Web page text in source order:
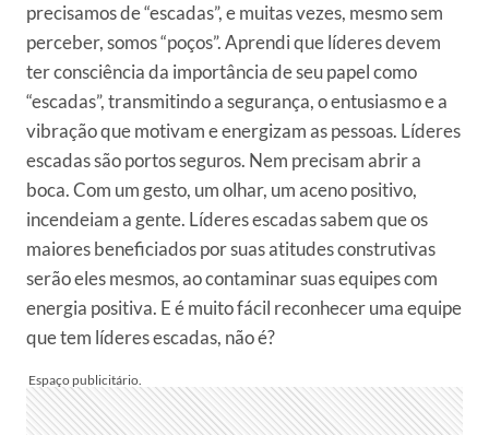
precisamos de “escadas”, e muitas vezes, mesmo sem
perceber, somos “poços”. Aprendi que líderes devem
ter consciência da importância de seu papel como
“escadas”, transmitindo a segurança, o entusiasmo e a
vibração que motivam e energizam as pessoas. Líderes
escadas são portos seguros. Nem precisam abrir a
boca. Com um gesto, um olhar, um aceno positivo,
incendeiam a gente. Líderes escadas sabem que os
maiores beneficiados por suas atitudes construtivas
serão eles mesmos, ao contaminar suas equipes com
energia positiva. E é muito fácil reconhecer uma equipe
que tem líderes escadas, não é?